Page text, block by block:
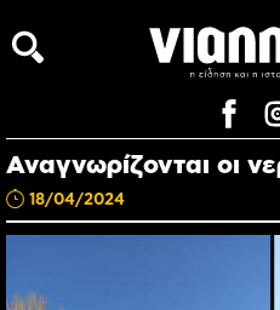
Αναγνωρίζονται οι
18/04/2024